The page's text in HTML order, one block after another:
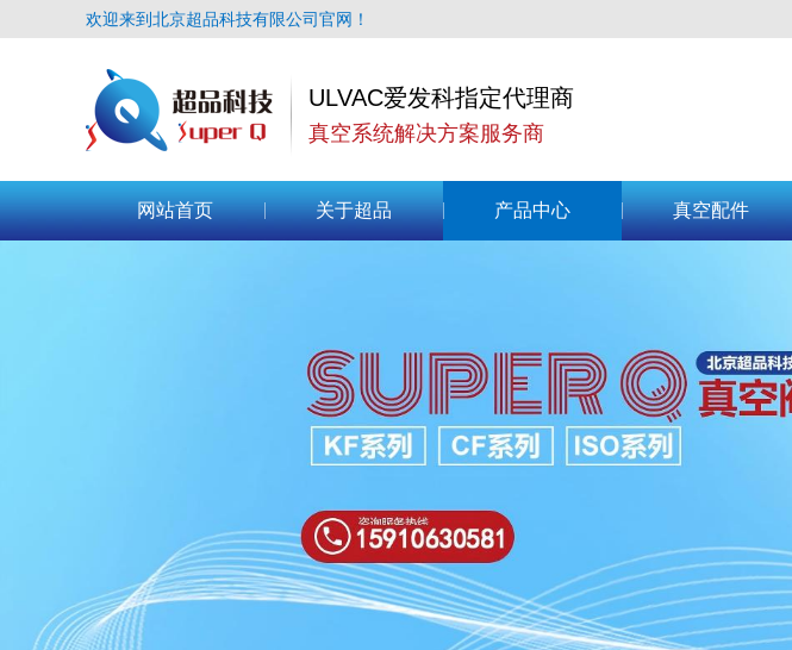
欢迎来到北京超品科技有限公司官网！
ULVAC爱发科指定代理商
真空系统解决方案服务商
网站首页 关于超品 产品中心 真空配件